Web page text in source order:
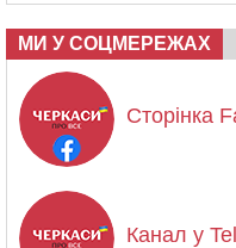
МИ У СОЦМЕРЕЖАХ
Сторінка
Канал у